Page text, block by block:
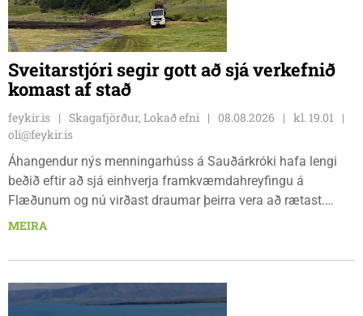
Sveitarstjóri segir gott að sjá verkefnið
komast af stað
feykir.is Skagafjörður, Lokað efni 08.08.2026
kl. 19.01
oli@feykir.is
Áhangendur nýs menningarhúss á Sauðárkróki hafa lengi
beðið eftir að sjá einhverja framkvæmdahreyfingu á
Flæðunum og nú virðast draumar þeirra vera að rætast.
Þórður Hansen mætti með tæki og tól og hóf
og sagði Magnús Barðdal sveitarstjóri það vera virkilega
þegar Feykir spurði hann út í málið.
MEIRA